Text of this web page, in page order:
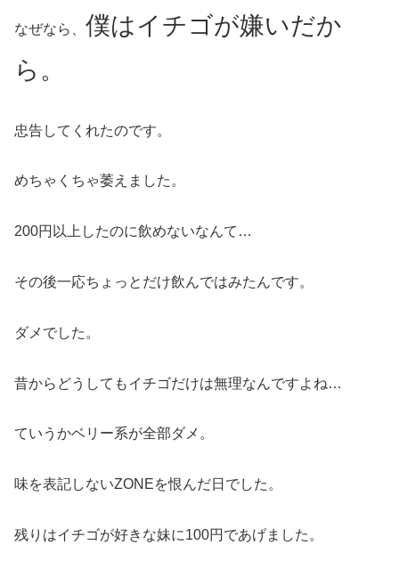
なぜなら、 僕はイチゴが嫌いだか
ら。
忠告してくれたのです。
めちゃくちゃ萎えました。
200円以上したのに飲めないなんて…
その後一応ちょっとだけ飲んではみたんです。
ダメでした。
昔からどうしてもイチゴだけは無理なんですよね…
ていうかベリー系が全部ダメ。
味を表記しないZONEを恨んだ日でした。
残りはイチゴが好きな妹に100円であげました。